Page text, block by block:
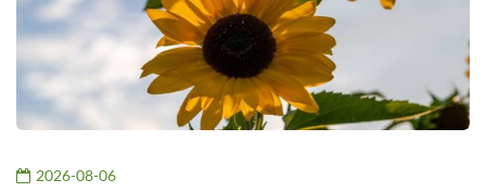
2026-08-06